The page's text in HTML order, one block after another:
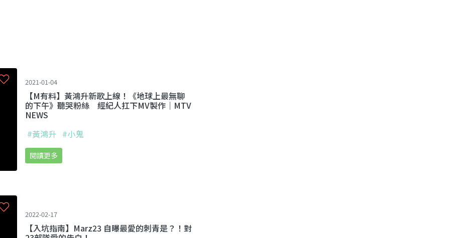
2021-01-04
【M有料】黃鴻升新歌上線！《地球上最無聊
的下午》聽哭粉絲 經紀人扛下MV製作｜MTV
NEWS
#黃鴻升 #小鬼
閱讀更多
2022-02-17
【入坑指南】Marz23 自曝最愛的刺青是？！對